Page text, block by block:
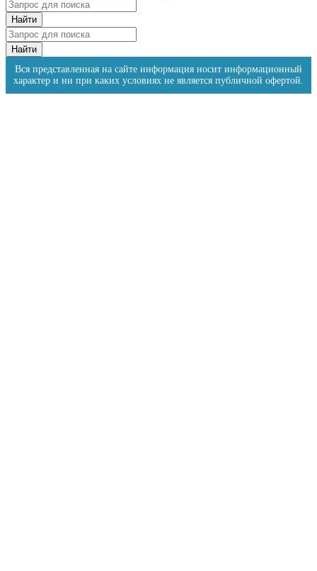
Вся представленная на сайте информация носит информационный
характер и ни при каких условиях не является публичной офертой.